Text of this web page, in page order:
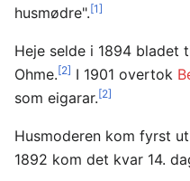
husmødre".[1]
Heje selde i 1894 bladet
Ohme.[2] I 1901 overtok
som eigarar.[2]
Husmoderen kom fyrst
1892 kom det kvar 14.